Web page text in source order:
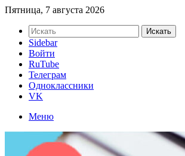
Пятница, 7 августа 2026
Искать
Sidebar
Войти
RuTube
Телеграм
Одноклассники
VK
Меню